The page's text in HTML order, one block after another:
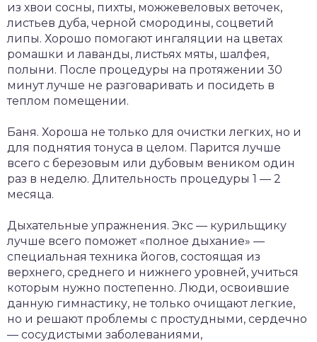
из хвои сосны, пихты, можжевеловых веточек,
листьев дуба, черной смородины, соцветий
липы. Хорошо помогают ингаляции на цветах
ромашки и лаванды, листьях мяты, шалфея,
полыни. После процедуры на протяжении 30
минут лучше не разговаривать и посидеть в
теплом помещении.
Баня. Хороша не только для очистки легких, но и
для поднятия тонуса в целом. Парится лучше
всего с березовым или дубовым веником один
раз в неделю. Длительность процедуры 1 — 2
месяца.
Дыхательные упражнения. Экс — курильщику
лучше всего поможет «полное дыхание» —
специальная техника йогов, состоящая из
верхнего, среднего и нижнего уровней, учиться
которым нужно постепенно. Люди, освоившие
данную гимнастику, не только очищают легкие,
но и решают проблемы с простудными, сердечно
— сосудистыми заболеваниями,